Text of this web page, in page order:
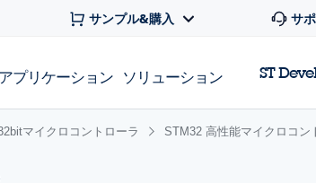
サンプル&購入 サ
アプリケーション ソリューション ST
マイクロコントローラ STM32 高性能マイクロコン